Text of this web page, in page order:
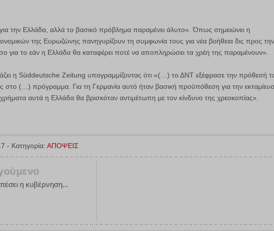
την Ελλάδα, αλλά το βασικό πρόβλημα παραμένει άλυτο». Όπως σημειώνει η
της Ευρωζώνης πανηγυρίζουν τη συμφωνία τους για νέα βοήθεια δις προς την
για το εάν η Ελλάδα θα καταφέρει ποτέ να αποπληρώσει τα χρέη της παραμένουν».
η Süddeutsche Zeitung υπογραμμίζοντας ότι «(…) το ΔΝΤ εξέφρασε την πρόθεσή
στο (…) πρόγραμμα. Για τη Γερμανία αυτό ήταν βασική προϋπόθεση για την
αυτά η Ελλάδα θα βρισκόταν αντιμέτωπη με τον κίνδυνο της χρεοκοπίας».
- Κατηγορία: ΑΠΟΨΕΙΣ
η κυβέρνηση...